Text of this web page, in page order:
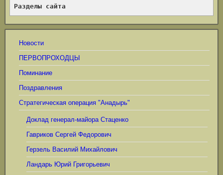
Разделы сайта
Новости
ПЕРВОПРОХОДЦЫ
Поминание
Поздравления
Стратегическая операция "Анадырь"
Доклад генерал-майора Стаценко
Гавриков Сергей Федорович
Герзель Василий Михайлович
Ландарь Юрий Григорьевич